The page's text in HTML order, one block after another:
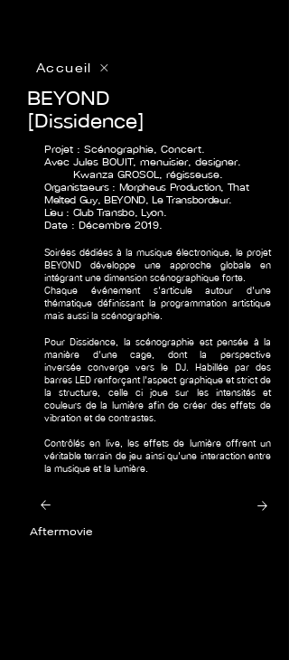
Accueil
BEYOND
[Dissidence]
Projet : Scénographie, Concert.
Avec Jules BOUIT, menuisier, designer.
Kwanza GROSOL, régisseuse.
Organistaeurs : Morpheus Production, That
Melted Guy, BEYOND, Le Transbordeur.
Lieu : Club Transbo, Lyon.
Date : Décembre 2019.
Soirées dédiées à la musique électronique, le projet
BEYOND développe une approche globale en
intégrant une dimension scénographique forte.
Chaque événement s'articule autour d'une
thématique définissant la programmation artistique
mais aussi la scénographie.
Pour Dissidence, la scénographie est pensée à la
manière d'une cage, dont la perspective
inversée converge vers le DJ. Habillée par des
barres LED renforçant l'aspect graphique et strict de
la structure, celle ci joue sur les intensités et
couleurs de la lumière afin de créer des effets de
vibration et de contrastes.
Contrôlés en live, les effets de lumière offrent un
véritable terrain de jeu ainsi qu'une interaction entre
la musique et la lumière.
Aftermovie